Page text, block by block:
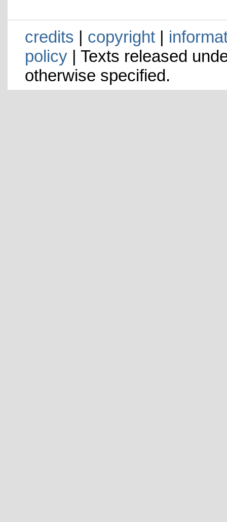
credits | copyright|
policy| Texts released
otherwise specified.